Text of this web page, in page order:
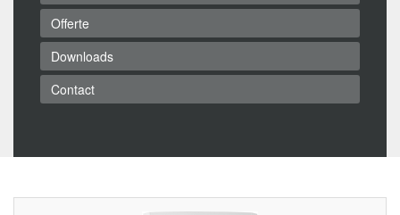
Offerte
Downloads
Contact